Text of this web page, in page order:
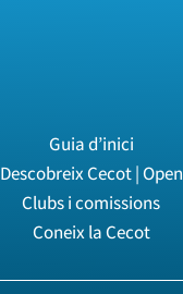
Guia d’inici
Descobreix Cecot | Open
Clubs i comissions
Coneix la Cecot